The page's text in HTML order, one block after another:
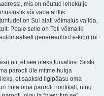
mis on nõutud lehekülje
või vabatahtlik
on Sul alati võimalus valida,
Peale selle on Teil võimalik
genereerituid e-kirju (nt.
nii, et see oleks turvaline. Siiski,
parooli üle mitme hulga
et saaksid ligipääsu oma
hoia oma parooli hoolikalt, ning